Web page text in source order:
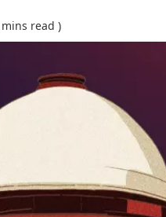
mins read )